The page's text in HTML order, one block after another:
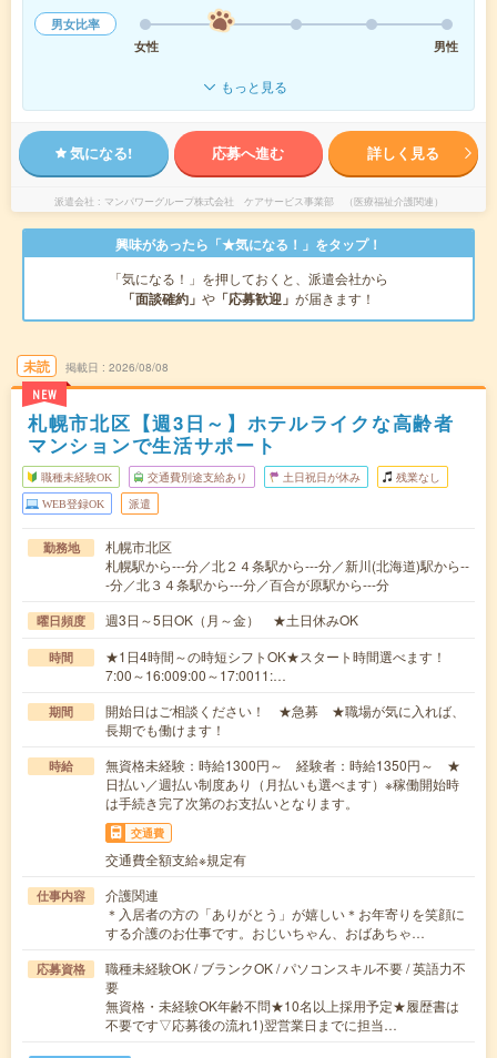
男女比率
女性
男性
もっと見る
気になる! 応募へ進む 詳しく見る
派遣会社 マンパワーグループ株式会社 ケアサービス事業部 （医療福祉介護関連）
興味があったら「★気になる！」をタップ！
「気になる！」を押しておくと、派遣会社から
「面談確約」 や 「応募歓迎」 が届きます！
未読
NEW
掲載日 2026/08/08
札幌市北区【週3日～】ホテルライクな高齢者
マンションで生活サポート
職種未経験OK 交通費別途支給あり 土日祝日が休み 残業なし
WEB登録OK 派遣
勤務地
札幌市北区
札幌駅から---分／北２４条駅から---分／新川(北海道)駅から--
-分／北３４条駅から---分／百合が原駅から---分
曜日頻度 週3日～5日OK（月～金） ★土日休みOK
時間
★1日4時間～の時短シフトOK★スタート時間選べます！
7:00～16:009:00～17:0011:…
期間
開始日はご相談ください！ ★急募 ★職場が気に入れば、
長期でも働けます！
時給
無資格未経験：時給1300円～ 経験者：時給1350円～ ★
日払い／週払い制度あり（月払いも選べます）※稼働開始時
は手続き完了次第のお支払いとなります。
交通費
交通費全額支給※規定有
仕事内容
介護関連
＊入居者の方の「ありがとう」が嬉しい＊お年寄りを笑顔に
する介護のお仕事です。おじいちゃん、おばあちゃ…
応募資格
職種未経験OK / ブランクOK / パソコンスキル不要 / 英語力不
要
無資格・未経験OK年齢不問★10名以上採用予定★履歴書は
不要です▽応募後の流れ1)翌営業日までに担当…